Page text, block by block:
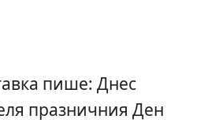
пише: Днес
празничния Ден